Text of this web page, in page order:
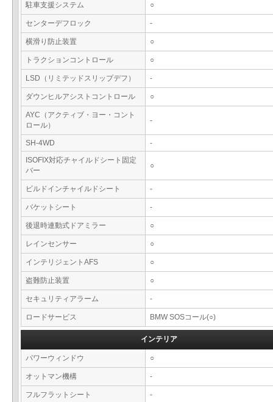
駐車支援システム ○
センターデフロック -
横滑り防止装置 ○
トラクションコントロール ○
LSD（リミテッドスリップデフ） -
ダウンヒルアシストコントロール ○
AYC（アクティブ・ヨー・コント
ロール）
-
SH-4WD
-
ISOFIX対応チャイルドシート固定
バー
○
ビルドインチャイルドシート -
バケットシート -
後退時連動式ドアミラー ○
レインセンサー ○
インテリジェントAFS ○
盗難防止装置 ○
セキュリティアラーム -
ロードサービス BMW SOSコール(○)
インテリア
パワーウィンドウ ○
オットマン機構 -
フルフラットシート -